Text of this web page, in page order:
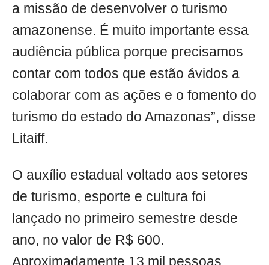
a missão de desenvolver o turismo
amazonense. É muito importante essa
audiência pública porque precisamos
contar com todos que estão ávidos a
colaborar com as ações e o fomento do
turismo do estado do Amazonas”, disse
Litaiff.
O auxílio estadual voltado aos setores
de turismo, esporte e cultura foi
lançado no primeiro semestre desde
ano, no valor de R$ 600.
Aproximadamente 13 mil pessoas